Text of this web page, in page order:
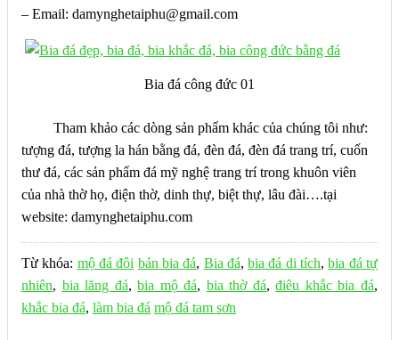
– Email: damynghetaiphu@gmail.com
Bia đá công đức 01
Tham khảo các dòng sản phẩm khác của chúng tôi như:
tượng đá, tượng la hán bằng đá, đèn đá, đèn đá trang trí, cuốn
thư đá, các sản phẩm đá mỹ nghệ trang trí trong khuôn viên
của nhà thờ họ, điện thờ, dinh thự, biệt thự, lâu đài….tại
website: damynghetaiphu.com
Từ khóa: mộ đá đôi bán bia đá, Bia đá,bia đá di tích,bia đá tự
nhiên, bia lăng đá,bia mộ đá, bia thờ đá,điêu khắc bia đá,
khắc bia đá, làm bia đá mộ đá tam sơn